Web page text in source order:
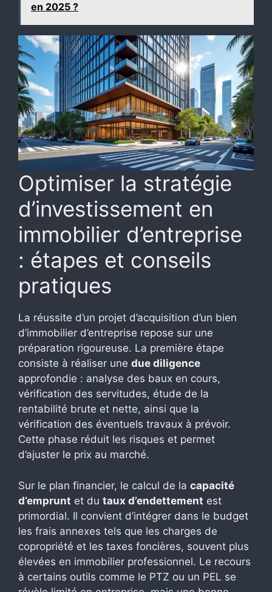
en 2025 ?
Optimiser la stratégie
d’investissement en
immobilier d’entreprise
: étapes et conseils
pratiques
La réussite d’un projet d’acquisition d’un bien
d’immobilier d’entreprise repose sur une
préparation rigoureuse. La première étape
consiste à réaliser une due diligence
approfondie : analyse des baux en cours,
vérification des servitudes, étude de la
rentabilité brute et nette, ainsi que la
vérification des éventuels travaux à prévoir.
Cette phase réduit les risques et permet
d’ajuster le prix au marché.
Sur le plan financier, le calcul de la capacité
d’emprunt et du taux d’endettement est
primordial. Il convient d’intégrer dans le budget
les frais annexes tels que les charges de
copropriété et les taxes foncières, souvent plus
élevées en immobilier professionnel. Le recours
à certains outils comme le PTZ ou un PEL se